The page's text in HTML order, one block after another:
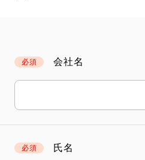
必須 会社名
必須 氏名